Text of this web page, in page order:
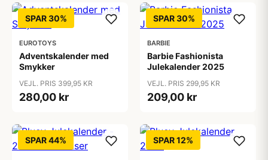
SPAR 30%
EUROTOYS
Adventskalender med
Smykker
VEJL. PRIS 399,95 KR
280,00 kr
SPAR 30%
BARBIE
Barbie Fashionista
Julekalender 2025
VEJL. PRIS 299,95 KR
209,00 kr
SPAR 44% SPAR 12%